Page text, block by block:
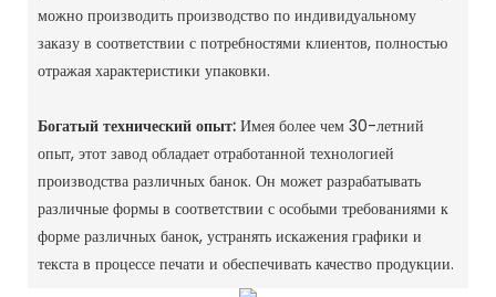
можно производить производство по индивидуальному
заказу в соответствии с потребностями клиентов, полностью
отражая характеристики упаковки. ‌
Богатый технический опыт: Имея более чем 30-летний
опыт, этот завод обладает отработанной технологией
производства различных банок. Он может разрабатывать
различные формы в соответствии с особыми требованиями к
форме различных банок, устранять искажения графики и
текста в процессе печати и обеспечивать качество продукции. ‌